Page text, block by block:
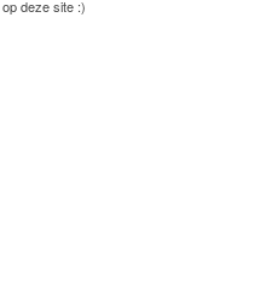
deze site :)